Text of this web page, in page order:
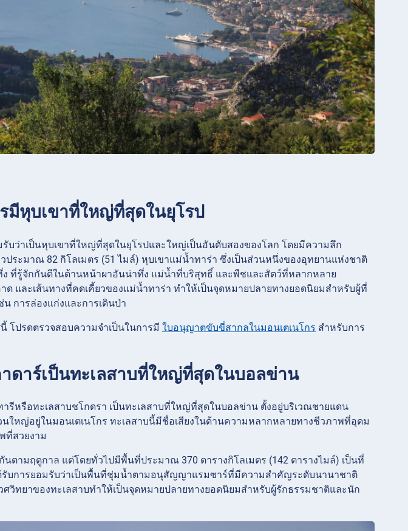
มีหุบเขาที่ใหญ่ที่สุดในยุโรป
บว่าเป็นหุบเขาที่ใหญ่ที่สุดในยุโรปและใหญ่เป็นอันดับสองของโลก โดยมีความลึก
ประมาณ 82 กิโลเมตร (51 ไมล์) หุบเขาแม่น้ำทาร่า ซึ่งเป็นส่วนหนึ่งของอุทยานแห่งชาติ
ง ที่รู้จักกันดีในด้านหน้าผาอันน่าทึ่ง แม่น้ำที่บริสุทธิ์ และพืชและสัตว์ที่หลากหลาย
และเส้นทางที่คดเคี้ยวของแม่น้ำทาร่า ทำให้เป็นจุดหมายปลายทางยอดนิยมสำหรับผู้ที่
การล่องแก่งและการเดินป่า
โปรดตรวจสอบความจำเป็นในการมี ใบอนุญาตขับขี่สากลในมอนเตเนโกร สำหรับการ
ดาร์เป็นทะเลสาบที่ใหญ่ที่สุดในบอลข่าน
รีหรือทะเลสาบชโกดรา เป็นทะเลสาบที่ใหญ่ที่สุดในบอลข่าน ตั้งอยู่บริเวณชายแดน
นใหญ่อยู่ในมอนเตเนโกร ทะเลสาบนี้มีชื่อเสียงในด้านความหลากหลายทางชีวภาพที่อุดม
ที่สวยงาม
ามฤดูกาล แต่โดยทั่วไปมีพื้นที่ประมาณ 370 ตารางกิโลเมตร (142 ตารางไมล์) เป็นที่
บการยอมรับว่าเป็นพื้นที่ชุ่มน้ำตามอนุสัญญาแรมซาร์ที่มีความสำคัญระดับนานาชาติ
วิทยาของทะเลสาบทำให้เป็นจุดหมายปลายทางยอดนิยมสำหรับผู้รักธรรมชาติและนัก